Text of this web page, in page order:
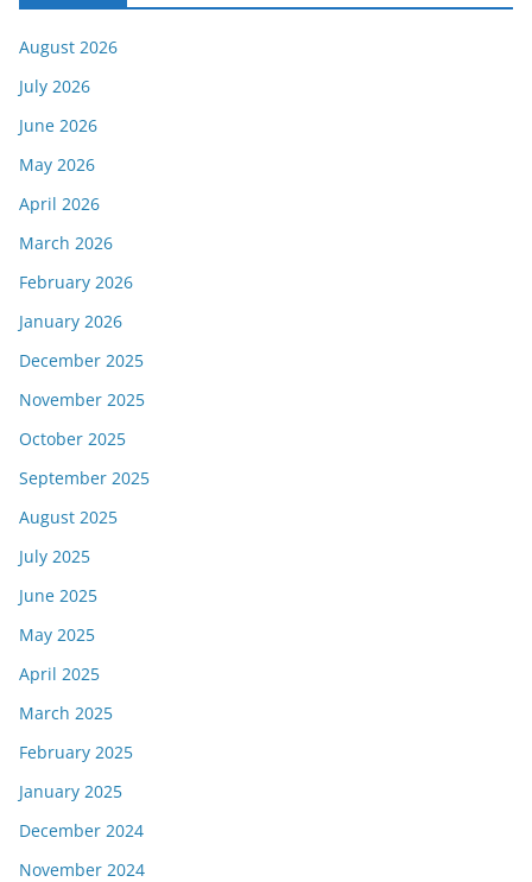
August 2026
July 2026
June 2026
May 2026
April 2026
March 2026
February 2026
January 2026
December 2025
November 2025
October 2025
September 2025
August 2025
July 2025
June 2025
May 2025
April 2025
March 2025
February 2025
January 2025
December 2024
November 2024